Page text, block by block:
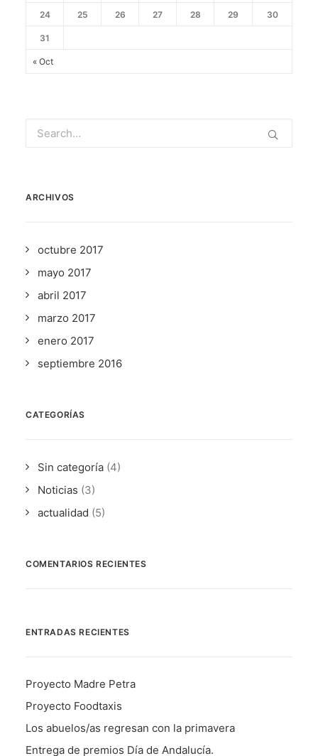
24 25 26 27 28 29 30
31
« Oct
ARCHIVOS
octubre 2017
mayo 2017
abril 2017
marzo 2017
enero 2017
septiembre 2016
CATEGORÍAS
Sin categoría (4)
Noticias (3)
actualidad (5)
COMENTARIOS RECIENTES
ENTRADAS RECIENTES
Proyecto Madre Petra
Proyecto Foodtaxis
Los abuelos/as regresan con la primavera
Entrega de premios Día de Andalucía.